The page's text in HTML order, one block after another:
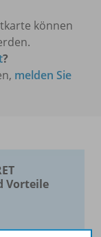
können
?
melden Sie
Vorteile